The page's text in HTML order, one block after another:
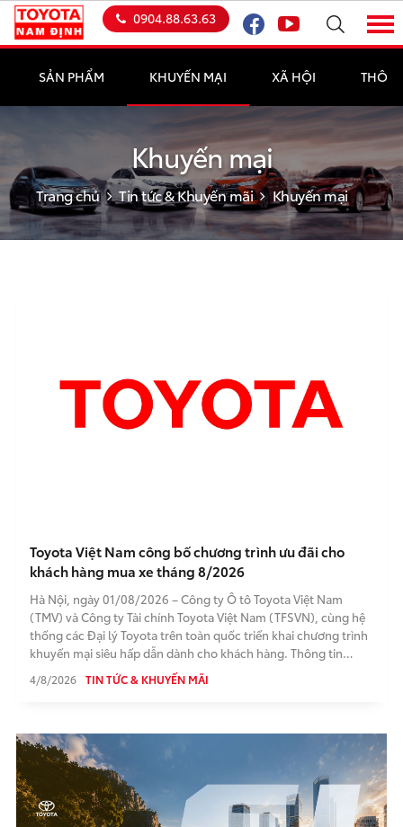
0904.88.63.63
SẢN PHẨM KHUYẾN MẠI XÃ HỘI
Khuyến mại
Trang chủ Tin tức & Khuyến mãi Khuyến mại
Toyota Việt Nam công bố chương trình ưu đãi cho
khách hàng mua xe tháng 8/2026
Hà Nội, ngày 01/08/2026 – Công ty Ô tô Toyota Việt Nam
(TMV) và Công ty Tài chính Toyota Việt Nam (TFSVN), cùng hệ
thống các Đại lý Toyota trên toàn quốc triển khai chương trình
khuyến mại siêu hấp dẫn dành cho khách hàng. Thông tin
chương trình cụ thể như sau:
4/8/2026 TIN TỨC & KHUYẾN MÃI